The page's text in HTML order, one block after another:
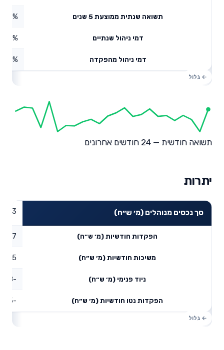
תשואה שנתית ממוצעת 5 שנים
דמי ניהול שנתיים 0.15%
דמי ניהול מהפקדה
תשואה חודשית — 24 חודשים אחרונים
יתרות
סך נכסים מנוהלים (מ׳ ש״ח)
הפקדות חודשיות (מ׳ ש״ח) 2.7
משיכות חודשיות (מ׳ ש״ח) 3.25
ניוד פנימי (מ׳ ש״ח) -25.8
הפקדות נטו חודשיות (מ׳ ש״ח) -26.35